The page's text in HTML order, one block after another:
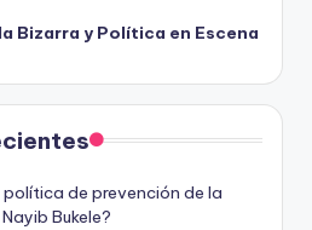
Bizarra y Política en Escena
política de prevención de la
Bukele?